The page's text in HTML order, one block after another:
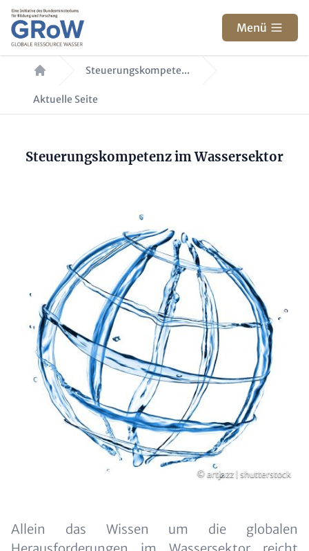
Direkt zum Inhalt
Menü
PfadnavigationSteuerungskompete...
Aktuelle Seite
Paragraphen
Inhalt
Steuerungskompetenz im Wassersektor
Copyright
© artjazz | shutterstock
Inhalt
Allein das Wissen um die globalen